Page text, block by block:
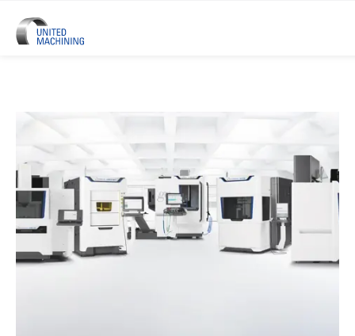
UNITED MACHINING –